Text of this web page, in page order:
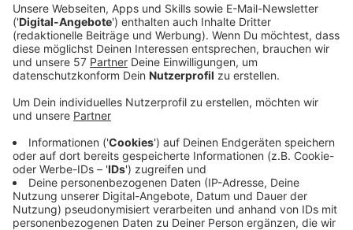
Ein Promi, keine Fragen und fünf
Gegenstände
Anzeige
Wenn ein Popstar, Comedian, Schauspieler oder
Politiker bei uns zu Besuch ist, stellt er sich auch dem
besonderen Video-Interview „Fünf für". Dabei wird
keine einzige Frage gestellt, sondern dem Gast
einfach fünf Dinge in die Hand gedrückt, zu denen er